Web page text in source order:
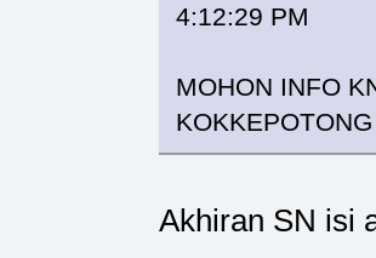
4:12:29 PM
MOHON INFO
Akhiran SN isi